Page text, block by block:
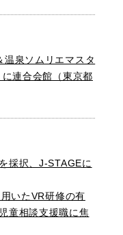
泉ソムリエマスタ
連合会館（東京都
採択、J-STAGEに
いたVR研修の有
童相談支援職に焦